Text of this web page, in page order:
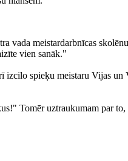
vada meistardarbnīcas
vien sanāk."
spieķu meistaru Vijas
Tomēr uztraukumam par